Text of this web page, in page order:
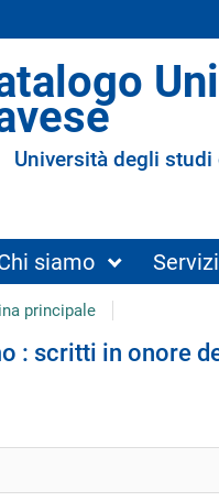
Università degli studi
siamo Servizi
principale
: scritti in onore